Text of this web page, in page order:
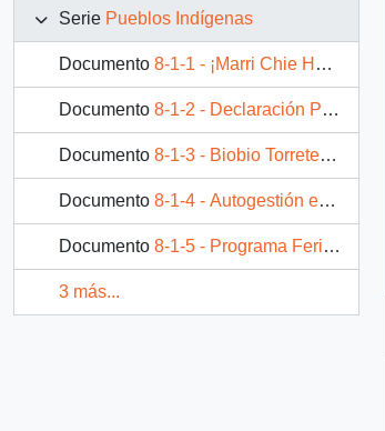
Serie Pueblos Indígenas
Documento 8-1-1 - ¡Marri Chie Hueu! ¡Diez veces venceremos!
Documento 8-1-2 - Declaración Pública. ¡La tierra para el Mapuche...nada para el winka explotador! ¡Marichiweu!
Documento 8-1-3 - Biobio Torretente de vida que se nos muere Chileno ¡Despierta!
Documento 8-1-4 - Autogestión es autodeterminación. Feria de Arte y Cultura Indígena
Documento 8-1-5 - Programa Feria de Arte y Cultura Indígena
3 más...